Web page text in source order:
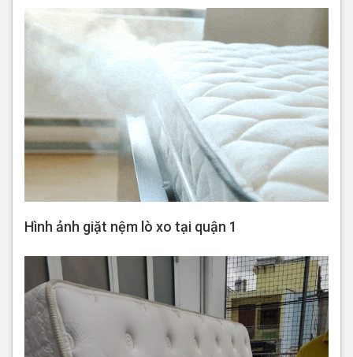
Hình ảnh giặt nệm lò xo tại quận 1